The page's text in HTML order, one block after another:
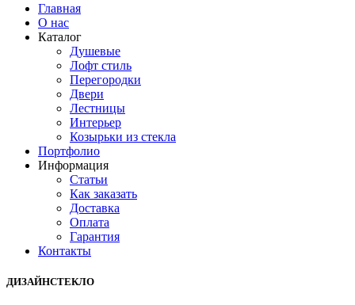
Главная
О нас
Каталог
Душевые
Лофт стиль
Перегородки
Двери
Лестницы
Интерьер
Козырьки из стекла
Портфолио
Информация
Статьи
Как заказать
Доставка
Оплата
Гарантия
Контакты
ДИЗАЙНСТЕКЛО